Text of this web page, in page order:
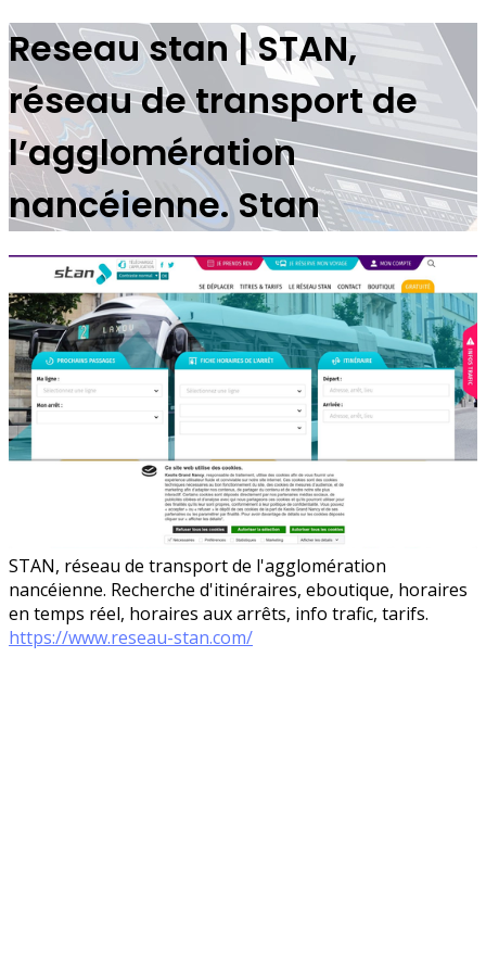
Reseau stan | STAN,
réseau de transport de
l’aggloméra­tion
nancéienne. Stan
STAN, réseau de transport de l'agglomération
nancéienne. Recherche d'itinéraires, eboutique, horaires
en temps réel, horaires aux arrêts, info trafic, tarifs.
https://www.reseau-stan.com/